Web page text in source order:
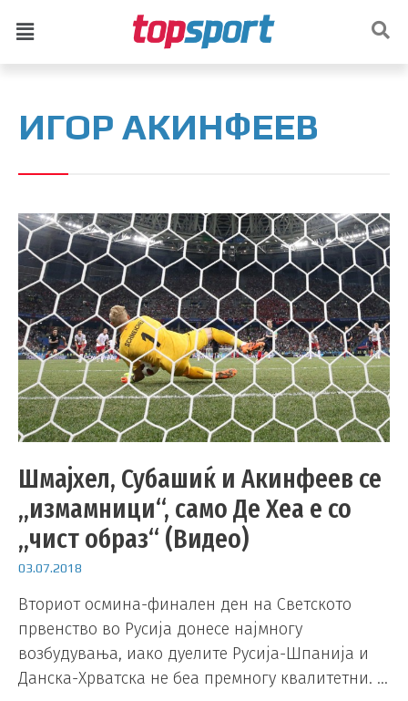
ИГОР АКИНФЕЕВ
Шмајхел, Субашиќ и Акинфеев се
„измамници“, само Де Хеа е со
„чист образ“ (Видео)
03.07.2018
Вториот осмина-финален ден на Светското
првенство во Русија донесе најмногу
возбудувања, иако дуелите Русија-Шпанија и
Данска-Хрватска не беа премногу квалитетни. …